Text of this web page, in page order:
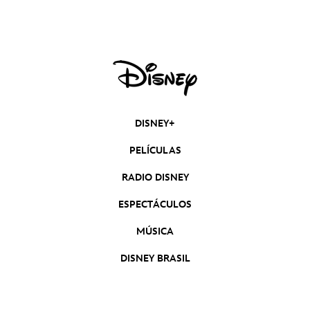
DISNEY+
PELÍCULAS
RADIO DISNEY
ESPECTÁCULOS
MÚSICA
DISNEY BRASIL